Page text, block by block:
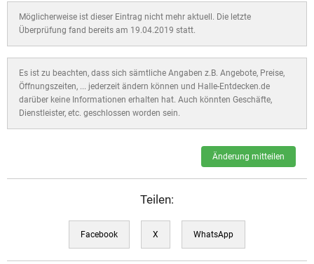
Möglicherweise ist dieser Eintrag nicht mehr aktuell. Die letzte
Überprüfung fand bereits am 19.04.2019 statt.
Es ist zu beachten, dass sich sämtliche Angaben z.B. Angebote, Preise,
Öffnungszeiten, ... jederzeit ändern können und Halle-Entdecken.de
darüber keine Informationen erhalten hat. Auch könnten Geschäfte,
Dienstleister, etc. geschlossen worden sein.
Änderung mitteilen
Teilen:
Facebook X WhatsApp